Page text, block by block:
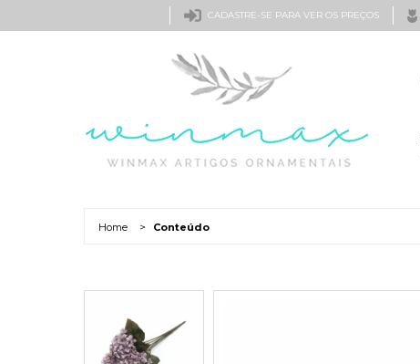
CADASTRE-SE PARA VER OS PREÇOS
Home > Conteúdo